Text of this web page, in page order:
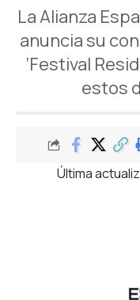
La Alianza
anuncia su
‘Festival
estos
Última